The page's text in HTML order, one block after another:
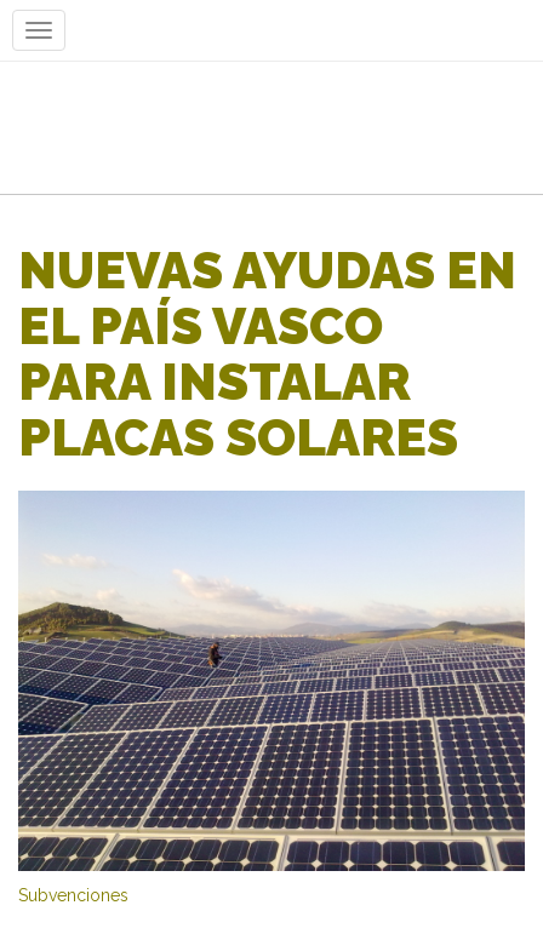
NUEVAS AYUDAS EN
EL PAÍS VASCO
PARA INSTALAR
PLACAS SOLARES
Subvenciones